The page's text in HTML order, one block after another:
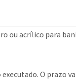
ou acrílico para
O prazo